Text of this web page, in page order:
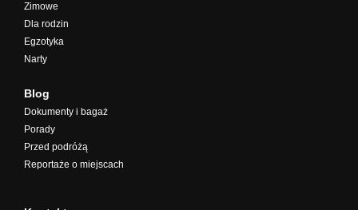
Zimowe
Dla rodzin
Egzotyka
Narty
Blog
Dokumenty i bagaż
Porady
Przed podróżą
Reportaże o miejscach